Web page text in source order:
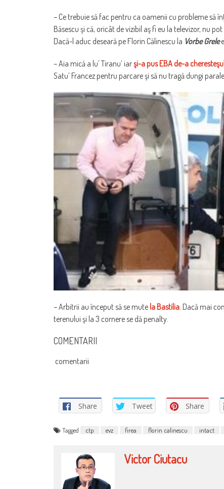
– Ce trebuie să fac pentru ca oamenii cu probleme să
Băsescu şi că, oricât de vizibil aş fi eu la televizor, nu
Dacă-l aduc deseară pe Florin Călinescu la Vorbe Grele
– Aia mică a lu’ Tiranu’ iarşi-a pus EBA de-a
Satu’ Francez pentru parcare şi să nu tragă dungi
– Arbitrii au început să se mute la Bastilia. Dacă mai
terenului şi la 3 cornere se dă penalty.
COMENTARII
comentarii
Share Tweet Share
Tagged ctp evz firea florin calinescu intact
Victor Ciutacu